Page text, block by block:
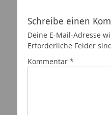
Schreibe einen
Deine E-Mail-Adresse
Erforderliche Felder
Kommentar *